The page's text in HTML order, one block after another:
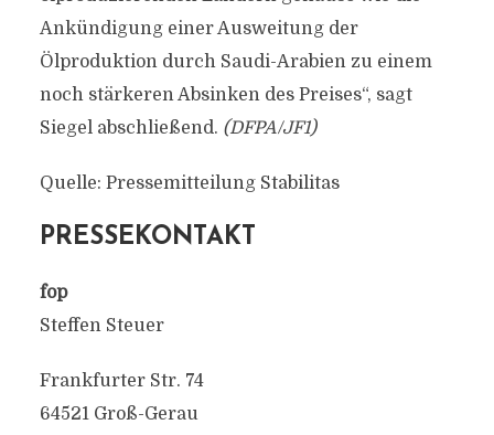
Ankündigung einer Ausweitung der
Ölproduktion durch Saudi-Arabien zu einem
noch stärkeren Absinken des Preises“, sagt
Siegel abschließend. (DFPA/JF1)
Quelle: Pressemitteilung Stabilitas
PRESSEKONTAKT
fop
Steffen Steuer
Frankfurter Str. 74
64521 Groß-Gerau